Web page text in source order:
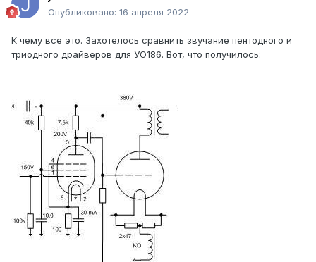
Опубликовано: 16 апреля 2022
К чему все это. Захотелось сравнить звучание пентодного и
триодного драйверов для УО186. Вот, что получилось: